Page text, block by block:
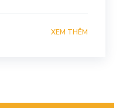
XEM THÊM